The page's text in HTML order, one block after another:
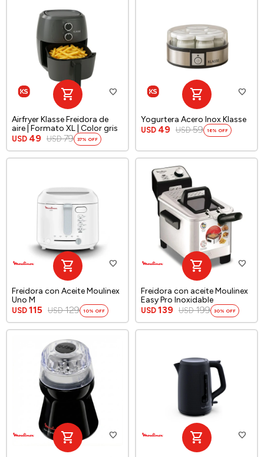
Airfryer Klasse Freidora de
aire | Formato XL | Color gris
USD 49 USD 79 37
Yogurtera Acero Inox Klasse
USD 49 USD 59 16
Freidora con Aceite Moulinex
Uno M
USD 115 USD 129 10
Freidora con aceite Moulinex
Easy Pro Inoxidable
USD 139 USD 199 30